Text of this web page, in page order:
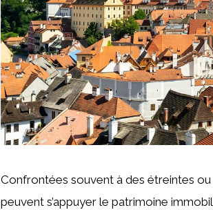
Confrontées souvent à des étreintes
peuvent s’appuyer le patrimoine